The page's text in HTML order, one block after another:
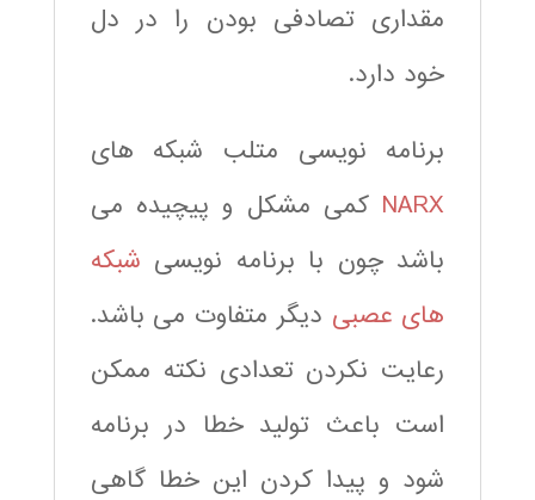
مقداری تصادفی بودن را در دل
خود دارد.
برنامه نویسی متلب شبکه های
NARX کمی مشکل و پیچیده می
باشد چون با برنامه نویسی شبکه
های عصبی دیگر متفاوت می باشد.
رعایت نکردن تعدادی نکته ممکن
است باعث تولید خطا در برنامه
شود و پیدا کردن این خطا گاهی